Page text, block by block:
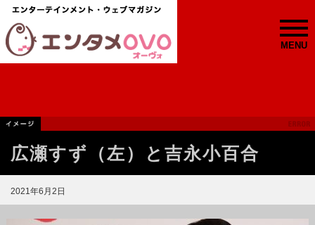
MENU
広瀬すず（左）と吉永小百合
2021年6月2日